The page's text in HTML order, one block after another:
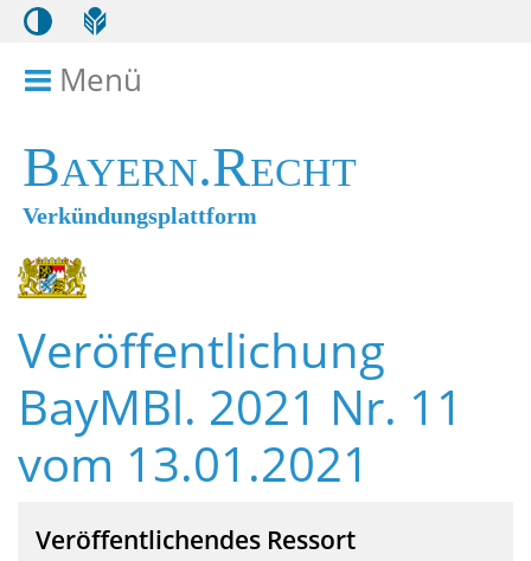
Menü
Bayern.Recht
Verkündungsplattform
Veröffentlichung
BayMBl. 2021 Nr. 11
vom 13.01.2021
Veröffentlichendes Ressort